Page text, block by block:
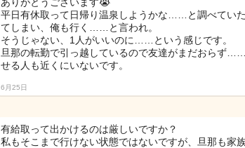
平日有休取って日帰り温泉しようかな……と調べてい
てしまい、俺も行く……と言われ。
そうじゃない、1人がいいのに……という感じです。
旦那の転勤で引っ越しているので友達がまだおらず
せる人も近くにいないです。
6月25日
有給取って出かけるのは厳しいですか？
私もそこまで行けない状態ではないですが、旦那も家